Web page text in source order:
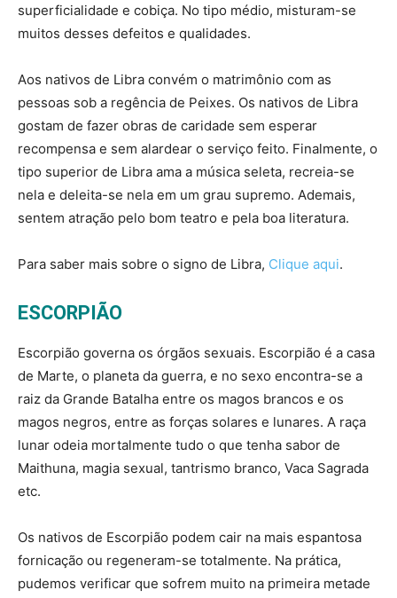
superficialidade e cobiça. No tipo médio, misturam-se
muitos desses defeitos e qualidades.
Aos nativos de Libra convém o matrimônio com as
pessoas sob a regência de Peixes. Os nativos de Libra
gostam de fazer obras de caridade sem esperar
recompensa e sem alardear o serviço feito. Finalmente, o
tipo superior de Libra ama a música seleta, recreia-se
nela e deleita-se nela em um grau supremo. Ademais,
sentem atração pelo bom teatro e pela boa literatura.
Para saber mais sobre o signo de Libra, Clique aqui.
ESCORPIÃO
Escorpião governa os órgãos sexuais. Escorpião é a casa
de Marte, o planeta da guerra, e no sexo encontra-se a
raiz da Grande Batalha entre os magos brancos e os
magos negros, entre as forças solares e lunares. A raça
lunar odeia mortalmente tudo o que tenha sabor de
Maithuna, magia sexual, tantrismo branco, Vaca Sagrada
etc.
Os nativos de Escorpião podem cair na mais espantosa
fornicação ou regeneram-se totalmente. Na prática,
pudemos verificar que sofrem muito na primeira metade